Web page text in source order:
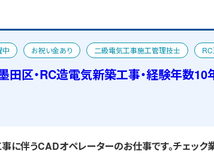
中 お祝い金あり 二級電気工事施工管理技士
田区・RC造電気新築工事・経験年数10
伴うCADオペレーターのお仕事です。チェック